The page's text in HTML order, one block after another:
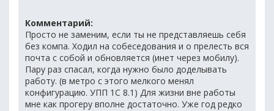
Комментарий:
Просто не заменим, если ты не представляешь себя
без компа. Ходил на собеседования и о прелесть вся
почта с собой и обновляется (инет через мобилу).
Пару раз спасал, когда нужно было доделывать
работу. (в метро с этого мелкого менял
конфигурацию. УПП 1С 8.1) Для жизни вне работы
мне как прогеру вполне достаточно. Уже год редко